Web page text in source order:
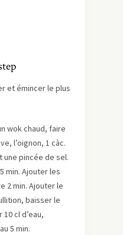
et émincer le plus
wok chaud, faire
l’oignon, 1 càc.
une pincée de sel.
min. Ajouter les
2 min. Ajouter le
baisser le
cl d’eau,
5 min.